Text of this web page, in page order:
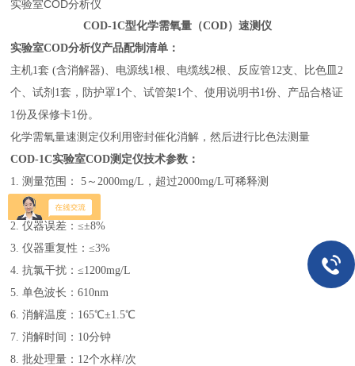
实验室COD分析仪
COD-1C型化学需氧量（COD）速测仪
实验室COD分析仪产品配制清单：
主机1套 (含消解器)、电源线1根、电缆线2根、反应管12支、比色皿2
个、试剂1套，防护罩1个、试管架1个、使用说明书1份、产品合格证
1份及保修卡1份。
化学需氧量速测定仪利用密封催化消解，然后进行比色法测量
COD-1C实验室COD测定仪技术参数：
1.测量范围： 5～2000mg/L，超过2000mg/L可稀释测
定
2.仪器误差：≤±8%
3.仪器重复性：≤3%
4.抗氯干扰：≤1200mg/L
5.单色波长：610nm
6.消解温度：165℃±1.5℃
7.消解时间：10分钟
8.批处理量： 12个水样/次